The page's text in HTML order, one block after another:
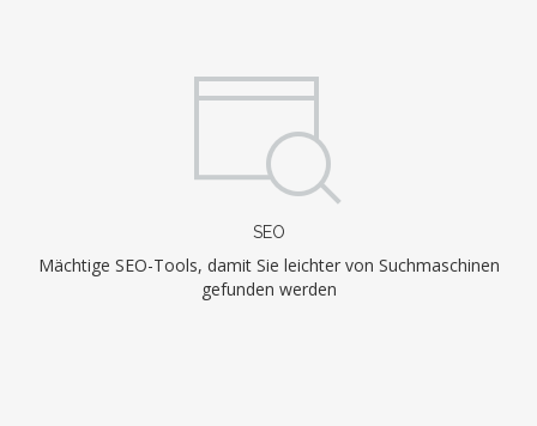
SEO
Mächtige SEO-Tools, damit Sie leichter von Suchmaschinen
gefunden werden